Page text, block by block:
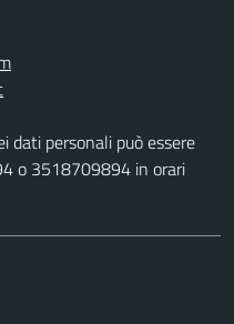
dati personali può essere
o 3518709894 in orari